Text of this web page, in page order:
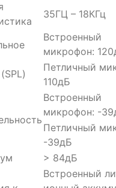
35ГЦ – 18КГц
Встроенный
микрофон:
Петличный
110дБ
Встроенный
микрофон: -
Петличный
-39дБ
> 84дБ
Встроенный